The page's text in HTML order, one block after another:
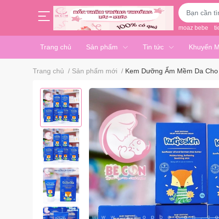
moaz bebe
Trang chủ Sản phẩm Tin tức Khuyến
Trang chủ / Sản phẩm mới / Kem Dưỡng Ẩm Mềm Da